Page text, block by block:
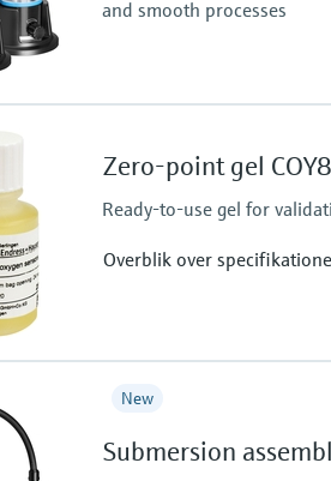
and smooth processes
Zero-point gel COY8
Ready-to-use gel for
Overblik over
Measuring range
New
Submersion